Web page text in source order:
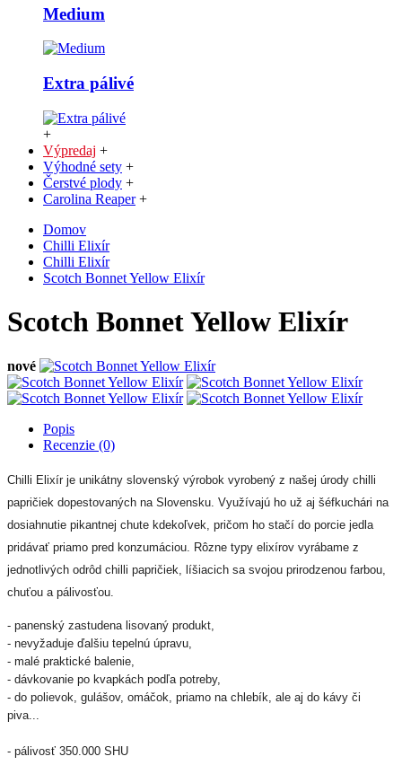
Medium
Extra pálivé
+
Výpredaj +
Výhodné sety +
Čerstvé plody +
Carolina Reaper +
Domov
Chilli Elixír
Chilli Elixír
Scotch Bonnet Yellow Elixír
Scotch Bonnet Yellow Elixír
nové
Popis
Recenzie (0)
Chilli Elixír je unikátny slovenský výrobok vyrobený z našej úrody chilli
papričiek dopestovaných na Slovensku. Využívajú ho už aj šéfkuchári na
dosiahnutie pikantnej chute kdekoľvek, pričom ho stačí do porcie jedla
pridávať priamo pred konzumáciou. Rôzne typy elixírov vyrábame z
jednotlivých odrôd chilli papričiek, líšiacich sa svojou prirodzenou farbou,
chuťou a pálivosťou.
- panenský zastudena lisovaný produkt,
- nevyžaduje ďalšiu tepelnú úpravu,
- malé praktické balenie,
- dávkovanie po kvapkách podľa potreby,
- do polievok, gulášov, omáčok, priamo na chlebík, ale aj do kávy či
piva...
- pálivosť 350.000 SHU